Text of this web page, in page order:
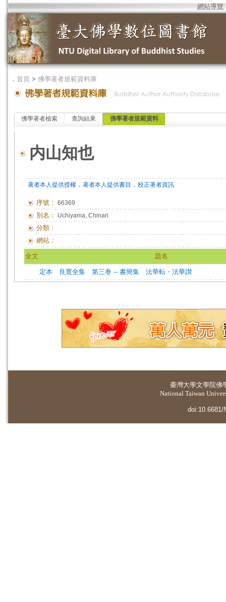
網站導覽
． 首頁 > 佛學著者規範資料庫
佛學著者檢索 查詢結果 佛學著者規範資料
内山知也
著者本人提供授權 ． 著者本人提供書目 ． 校正著者資訊
序號： 66369
別名： Uchiyama, Chinari
分類：
網站：
全文 題名
定本 良寛全集 第三巻 -- 書簡集 法華転・法華讃
臺灣大學文學院佛
National Taiwan
doi:10.6681/